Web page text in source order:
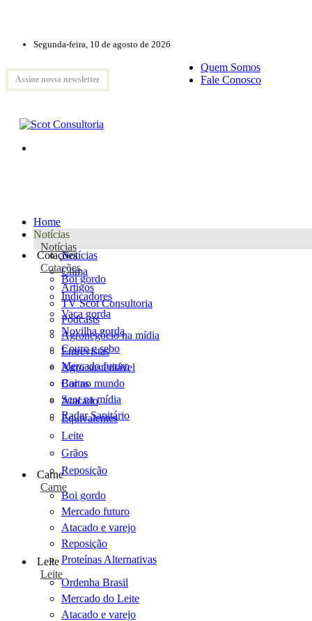
Segunda-feira, 10 de agosto de 2026
Assine nossa newsletter
Quem Somos
Fale Conosco
Home
Notícias
Notícias
Notícias
Clima
Artigos
TV Scot Consultoria
Podcasts
Agronegócio na mídia
Entrevistas
Agro sustentável
Cartas
Scot na mídia
Radar Sanitário
Cotações
Cotações
Boi gordo
Indicadores
Vaca gorda
Novilha gorda
Couro e sebo
Mercado futuro
Boi no mundo
Atacado
Equivalentes
Leite
Grãos
Reposição
Carne
Carne
Boi gordo
Mercado futuro
Atacado e varejo
Reposição
Proteínas Alternativas
Leite
Leite
Ordenha Brasil
Mercado do Leite
Atacado e varejo